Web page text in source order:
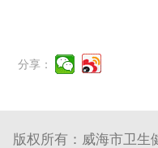
分享：
版权所有：威海市卫生